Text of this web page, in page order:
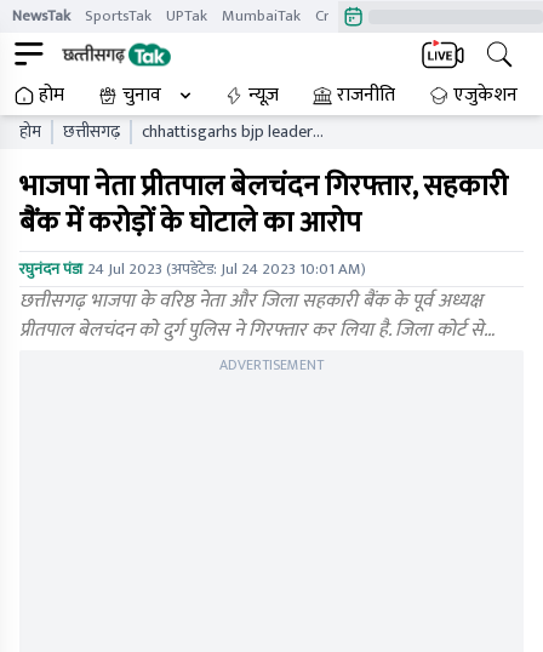
NewsTak SportsTak UPTak MumbaiTak CrimeTak
होम चुनाव न्यूज़ राजनीति एजुकेशन
होम छत्तीसगढ़
chhattisgarhs bjp leader
arrested accused of scam
of crores in cooperative
bank
भाजपा नेता प्रीतपाल बेलचंदन गिरफ्तार, सहकारी
बैंक में करोड़ों के घोटाले का आरोप
रघुनंदन पंडा 24 Jul 2023(अपडेटेड:Jul 24 2023 10:01 AM)
छत्तीसगढ़ भाजपा के वरिष्ठ नेता और जिला सहकारी बैंक के पूर्व अध्यक्ष
प्रीतपाल बेलचंदन को दुर्ग पुलिस ने गिरफ्तार कर लिया है. जिला कोर्ट से…
ADVERTISEMENT